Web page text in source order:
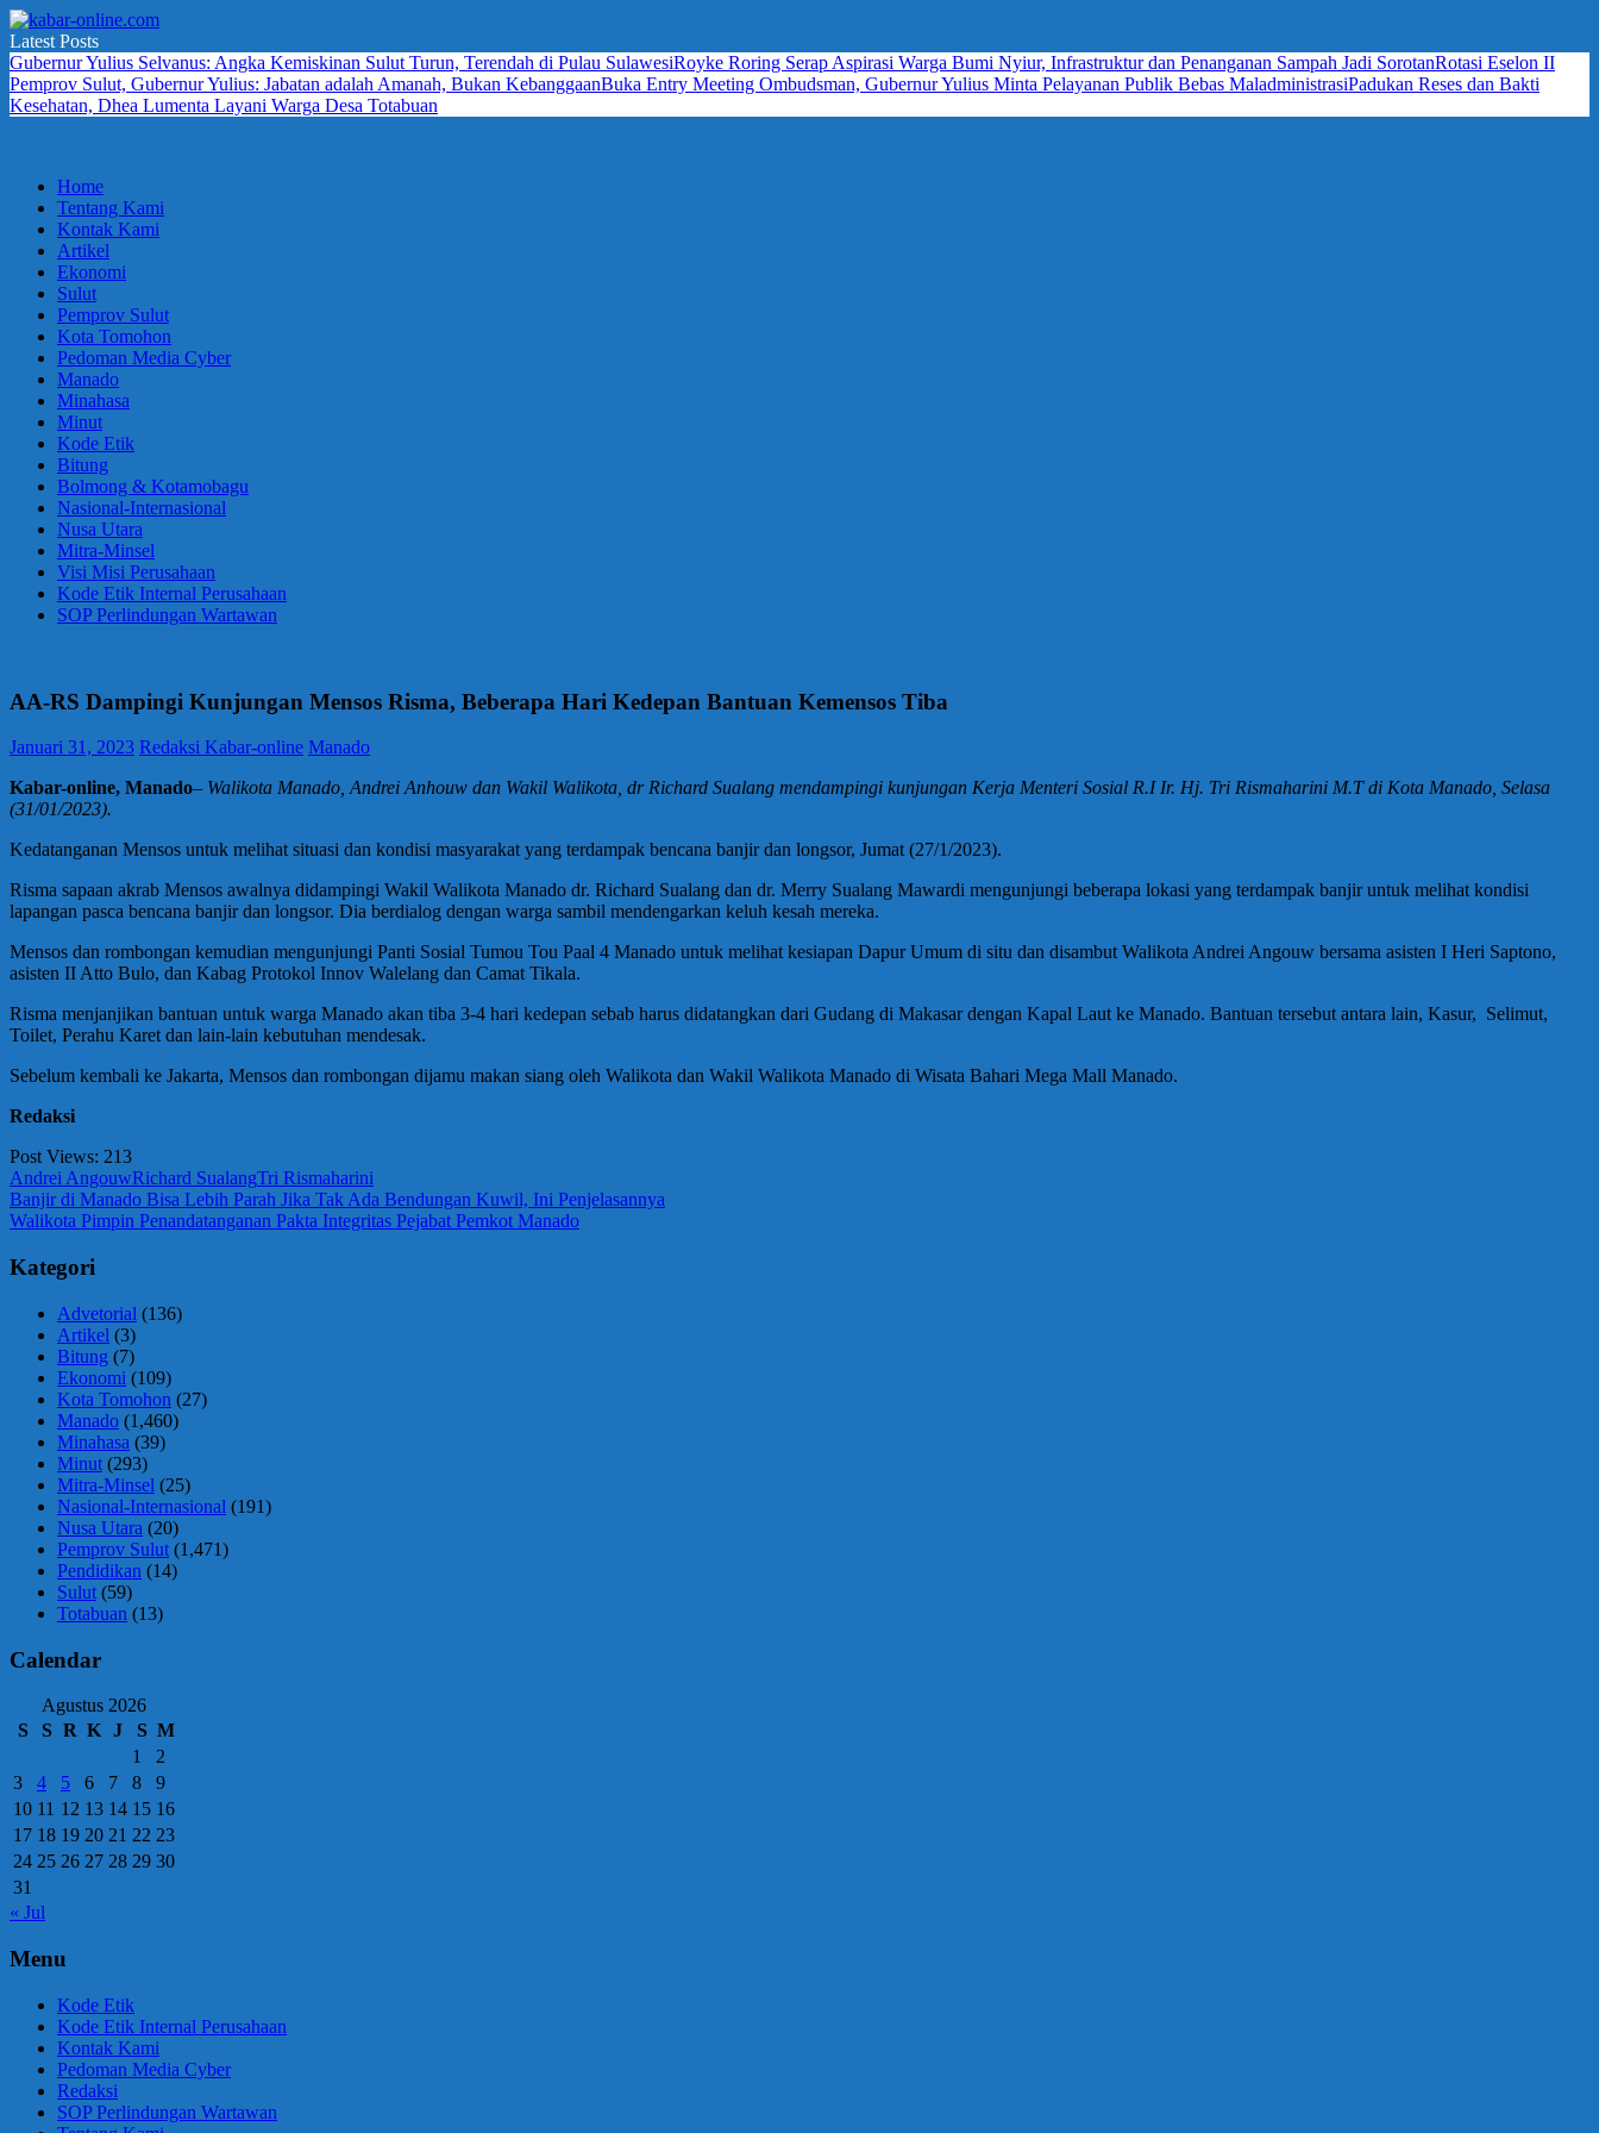
Skip
to
content
kabar-
online.com
terpercaya
dalam
mengabarkan
Latest Posts
Gubernur Yulius Selvanus: Angka Kemiskinan Sulut Turun, Terendah di Pulau SulawesiRoyke Roring Serap Aspirasi Warga Bumi Nyiur, Infrastruktur dan Penanganan Sampah Jadi SorotanRotasi Eselon II
Pemprov Sulut, Gubernur Yulius: Jabatan adalah Amanah, Bukan KebanggaanBuka Entry Meeting Ombudsman, Gubernur Yulius Minta Pelayanan Publik Bebas MaladministrasiPadukan Reses dan Bakti
Kesehatan, Dhea Lumenta Layani Warga Desa Totabuan
Home
Tentang Kami
Kontak Kami
Artikel
Ekonomi
Sulut
Pemprov Sulut
Kota Tomohon
Pedoman Media Cyber
Manado
Minahasa
Minut
Kode Etik
Bitung
Bolmong & Kotamobagu
Nasional-Internasional
Nusa Utara
Mitra-Minsel
Visi Misi Perusahaan
Kode Etik Internal Perusahaan
SOP Perlindungan Wartawan
AA-RS Dampingi Kunjungan Mensos Risma, Beberapa Hari Kedepan Bantuan Kemensos Tiba
Januari 31, 2023 Redaksi Kabar-online Manado
Kabar-online, Manado– Walikota Manado, Andrei Anhouw dan Wakil Walikota, dr Richard Sualang mendampingi kunjungan Kerja Menteri Sosial R.I Ir. Hj. Tri Rismaharini M.T di Kota Manado, Selasa
(31/01/2023).
Kedatanganan Mensos untuk melihat situasi dan kondisi masyarakat yang terdampak bencana banjir dan longsor, Jumat (27/1/2023).
Risma sapaan akrab Mensos awalnya didampingi Wakil Walikota Manado dr. Richard Sualang dan dr. Merry Sualang Mawardi mengunjungi beberapa lokasi yang terdampak banjir untuk melihat kondisi
lapangan pasca bencana banjir dan longsor. Dia berdialog dengan warga sambil mendengarkan keluh kesah mereka.
Mensos dan rombongan kemudian mengunjungi Panti Sosial Tumou Tou Paal 4 Manado untuk melihat kesiapan Dapur Umum di situ dan disambut Walikota Andrei Angouw bersama asisten I Heri Saptono,
asisten II Atto Bulo, dan Kabag Protokol Innov Walelang dan Camat Tikala.
Risma menjanjikan bantuan untuk warga Manado akan tiba 3-4 hari kedepan sebab harus didatangkan dari Gudang di Makasar dengan Kapal Laut ke Manado. Bantuan tersebut antara lain, Kasur, Selimut,
Toilet, Perahu Karet dan lain-lain kebutuhan mendesak.
Sebelum kembali ke Jakarta, Mensos dan rombongan dijamu makan siang oleh Walikota dan Wakil Walikota Manado di Wisata Bahari Mega Mall Manado.
Redaksi
Post Views: 213
Andrei AngouwRichard SualangTri Rismaharini
Navigasi
pos
Previous
Post:
Banjir di Manado Bisa Lebih Parah Jika Tak Ada Bendungan Kuwil, Ini Penjelasannya
Next
Walikota Pimpin Penandatanganan Pakta Integritas Pejabat Pemkot Manado
Kategori
Advetorial (136)
Artikel (3)
Bitung (7)
Ekonomi (109)
Kota Tomohon (27)
Manado (1,460)
Minahasa (39)
Minut (293)
Mitra-Minsel (25)
Nasional-Internasional (191)
Nusa Utara (20)
Pemprov Sulut (1,471)
Pendidikan (14)
Sulut (59)
Totabuan (13)
Calendar
Agustus 2026
S
S R K J S M
1
2
3
4 5 6 7 8
9
10 11 12 13 14 15 16
17 18 19 20 21 22 23
24 25 26 27 28 29 30
31
« Jul
Menu
Kode Etik
Kode Etik Internal Perusahaan
Kontak Kami
Pedoman Media Cyber
Redaksi
SOP Perlindungan Wartawan